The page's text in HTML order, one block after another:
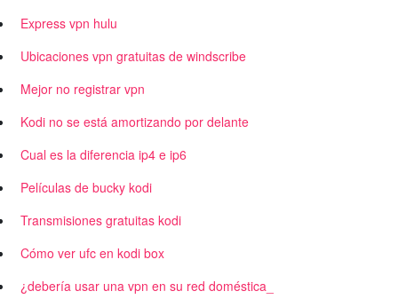
Express vpn hulu
Ubicaciones vpn gratuitas de windscribe
Mejor no registrar vpn
Kodi no se está amortizando por delante
Cual es la diferencia ip4 e ip6
Películas de bucky kodi
Transmisiones gratuitas kodi
Cómo ver ufc en kodi box
¿debería usar una vpn en su red doméstica_